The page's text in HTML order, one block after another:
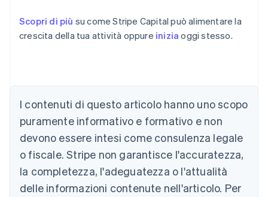
Scopri di più su come Stripe Capital può alimentare la
crescita della tua attività oppure inizia oggi stesso.
I contenuti di questo articolo hanno uno scopo
puramente informativo e formativo e non
devono essere intesi come consulenza legale
o fiscale. Stripe non garantisce l'accuratezza,
la completezza, l'adeguatezza o l'attualità
delle informazioni contenute nell'articolo. Per
English
DeutschEnglish
Belgio
Nederlands Français English
Brasile
PortuguêsEnglish
Bulgaria